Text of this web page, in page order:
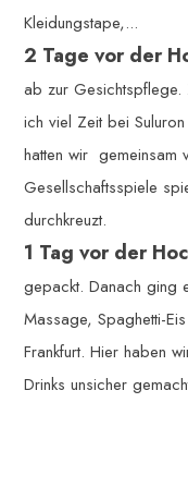
Kleidungstape,...
2 Tage vor der
ab zur Gesichtspflege.
ich viel Zeit bei
hatten wir gemeinsam
Gesellschaftsspiele
durchkreuzt.
1 Tag vor der
gepackt. Danach ging
Massage, Spaghetti-
Frankfurt. Hier haben
Drinks unsicher